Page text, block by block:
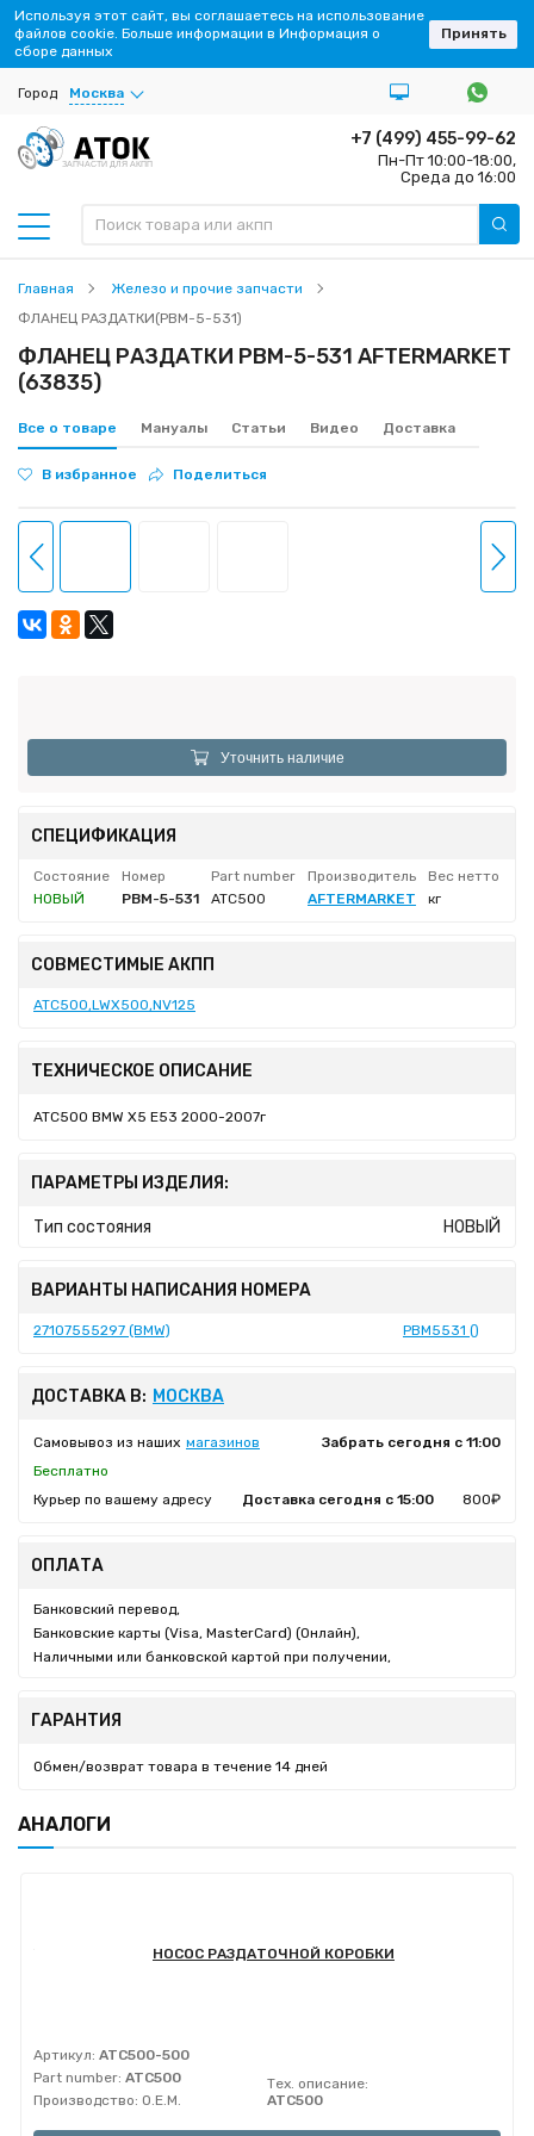
Город Москва
ЗАПЧАСТИ ДЛЯ АКПП
+7 (499) 455-99-62
Пн-Пт 10:00-18:00,
Среда до 16:00
Главная
Железо и прочие запчасти
ФЛАНЕЦ РАЗДАТКИ(PBM-5-531)
ФЛАНЕЦ РАЗДАТКИ PBM-5-531 AFTERMARKET
(63835)
Все о товаре Мануалы Статьи Видео Доставка
В избранное Поделиться
Уточнить наличие
СПЕЦИФИКАЦИЯ
Состояние Номер Part number Производитель
Вес нетто
НОВЫЙ
PBM-5-531 ATC500 AFTERMARKET кг
СОВМЕСТИМЫЕ АКПП
ATC500,LWX500,NV125
ТЕХНИЧЕСКОЕ ОПИСАНИЕ
ATC500 BMW X5 E53 2000-2007г
ПАРАМЕТРЫ ИЗДЕЛИЯ:
Тип состояния НОВЫЙ
ВАРИАНТЫ НАПИСАНИЯ НОМЕРА
27107555297 (BMW) PBM5531 ()
ДОСТАВКА В: МОСКВА
Самовывоз из наших магазинов
Забрать сегодня с 11:00
Бесплатно
Курьер по вашему адресу
Доставка сегодня с 15:00 800₽
ОПЛАТА
Банковский перевод,
Банковские карты (Visa, MasterCard) (Онлайн),
Наличными или банковской картой при получении,
ГАРАНТИЯ
Обмен/возврат товара в течение 14 дней
АНАЛОГИ
НОСОС РАЗДАТОЧНОЙ КОРОБКИ
Артикул: ATC500-500
Part number: ATC500
Производство: O.E.M.
Тех. описание:
ATC500
Используя этот сайт, вы соглашаетесь на использование
файлов cookie. Больше информации в Информация о
сборе данных
Принять